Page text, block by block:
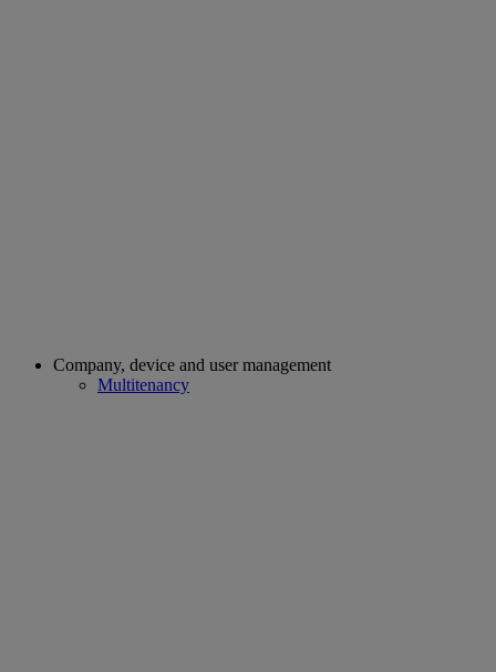
Company, device and user management
Multitenancy